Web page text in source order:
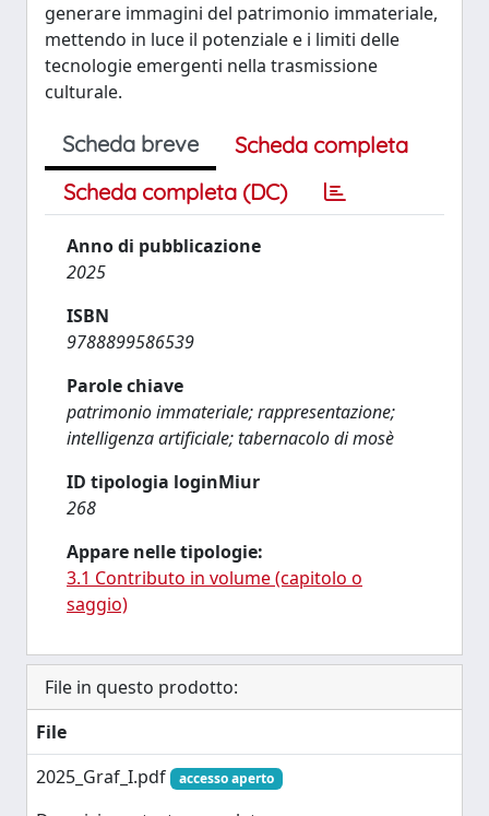
generare immagini del patrimonio immateriale,
mettendo in luce il potenziale e i limiti delle
tecnologie emergenti nella trasmissione
culturale.
Scheda breve
Scheda completa
Scheda completa (DC)
Anno di pubblicazione
2025
ISBN
9788899586539
Parole chiave
patrimonio immateriale; rappresentazione;
intelligenza artificiale; tabernacolo di mosè
ID tipologia loginMiur
268
Appare nelle tipologie:
3.1 Contributo in volume (capitolo o
saggio)
File in questo prodotto:
File
2025_Graf_I.pdf
accesso aperto